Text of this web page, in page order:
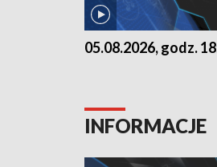
05.08.2026, godz.
INFORMACJE